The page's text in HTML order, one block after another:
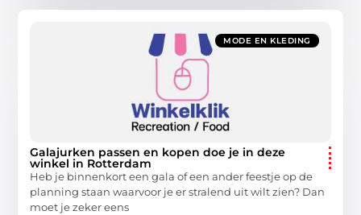
MODE EN KLEDING
Galajurken passen en kopen doe je in deze
winkel in Rotterdam
Heb je binnenkort een gala of een ander feestje op de
planning staan waarvoor je er stralend uit wilt zien? Dan
moet je zeker eens